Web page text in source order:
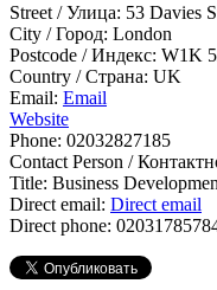
Street / Улица: 53 Davies
City / Город: London
Postcode / Индекс: W1K
Country / Страна: UK
Email: Email
Website
Phone: 02032827185
Contact Person /
Title: Business
Direct email: Direct email
Direct phone: